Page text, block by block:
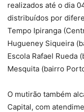
realizados até o dia
distribuídos por
Tempo Ipiranga
Hugueney Siqueira
Escola Rafael Rueda
Mesquita (bairro
O mutirão também
Capital, com